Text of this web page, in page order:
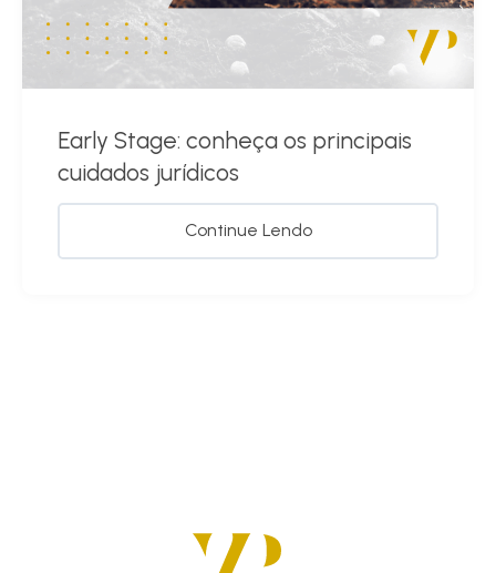
Early Stage: conheça os principais
cuidados jurídicos
Continue Lendo